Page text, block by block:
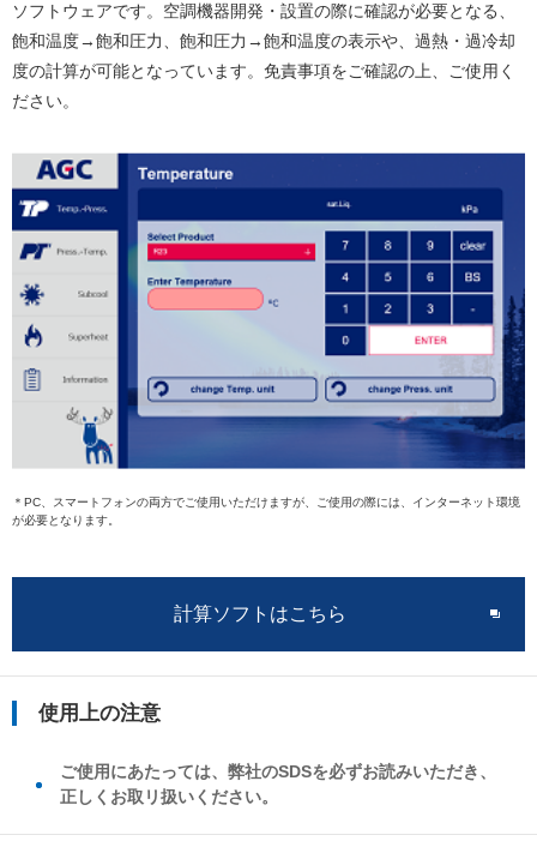
ソフトウェアです。空調機器開発・設置の際に確認が必要となる、
飽和温度→飽和圧力、飽和圧力→飽和温度の表示や、過熱・過冷却
度の計算が可能となっています。免責事項をご確認の上、ご使用く
ださい。
＊PC、スマートフォンの両方でご使用いただけますが、ご使用の際には、インターネット環境
が必要となります。
計算ソフトはこちら
使用上の注意
ご使用にあたっては、弊社のSDSを必ずお読みいただき、
正しくお取リ扱いください。